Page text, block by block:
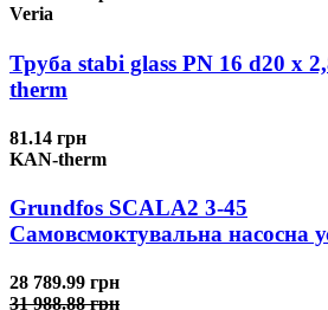
Veria
Труба stabi glass PN 16 d20 х
therm
81.14 грн
KAN-therm
Grundfos SCALA2 3-45
Самовсмоктувальна насосна
28 789.99 грн
31 988.88 грн